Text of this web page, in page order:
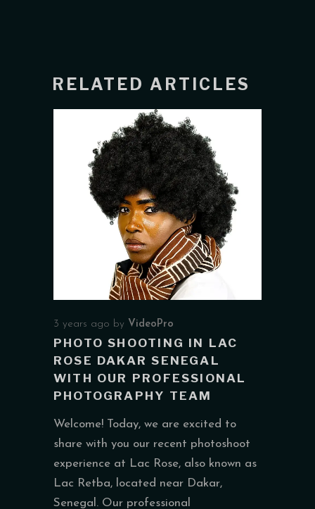
RELATED ARTICLES
3 years ago by VideoPro
PHOTO SHOOTING IN LAC
ROSE DAKAR SENEGAL
WITH OUR PROFESSIONAL
PHOTOGRAPHY TEAM
Welcome! Today, we are excited to
share with you our recent photoshoot
experience at Lac Rose, also known as
Lac Retba, located near Dakar,
Senegal. Our professional